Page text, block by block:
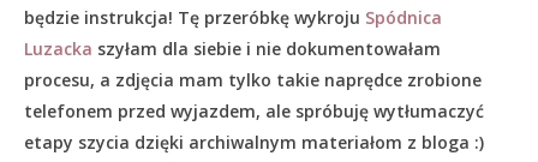
będzie instrukcja! Tę przeróbkę wykroju Spódnica
Luzacka szyłam dla siebie i nie dokumentowałam
procesu, a zdjęcia mam tylko takie naprędce zrobione
telefonem przed wyjazdem, ale spróbuję wytłumaczyć
etapy szycia dzięki archiwalnym materiałom z bloga :)